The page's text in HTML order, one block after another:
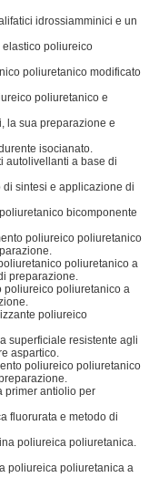
idrossiamminici e un
poliureico
poliuretanico modificato
poliuretanico e
la sua preparazione e
isocianato.
autolivellanti a base di
sintesi e applicazione di
bicomponente
poliureico poliuretanico
poliuretanico a
preparazione.
poliuretanico a
poliureico
superficiale resistente agli
aspartico.
poliureico poliuretanico
primer antiolio per
fluorurata e metodo di
poliureica poliuretanica.
poliureica poliuretanica a